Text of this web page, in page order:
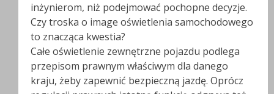
inżynierom, niż podejmować pochopne decyzje.
Czy troska o image oświetlenia samochodowego
to znacząca kwestia?
Całe oświetlenie zewnętrzne pojazdu podlega
przepisom prawnym właściwym dla danego
kraju, żeby zapewnić bezpieczną jazdę. Oprócz